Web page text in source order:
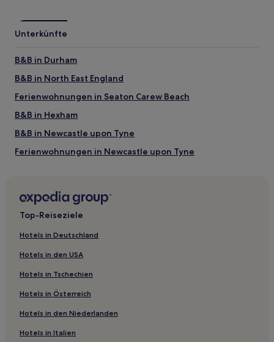
Unterkünfte
B&B in Durham
B&B in North East England
Ferienwohnungen in Seaton Carew Beach
B&B in Hexham
B&B in Newcastle upon Tyne
Ferienwohnungen in Newcastle upon Tyne
B&B in Morpeth
3-Sterne-Hotels in Newcastle upon Tyne
3-Sterne-Hotels in Whitley Bay
3-Sterne-Hotels in Jesmond
2-Sterne-Hotels in Gateshead
Günstige in Saltburn-by-the-Sea
Top-Reiseziele
Hotels in Deutschland
Hotels in den USA
Hotels in Tschechien
Hotels in Österreich
Hotels in den Niederlanden
Hotels in Italien